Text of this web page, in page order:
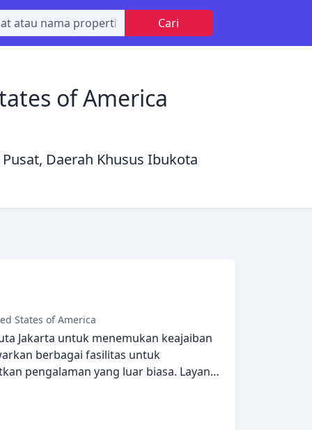
Cari
of America
Pusat, Daerah Khusus Ibukota
States of America
Jakarta untuk menemukan keajaiban
berbagai fasilitas untuk
pengalaman yang luar biasa. Layanan
kamar, satpam 24 jam, toko
harian ada untuk kenikmatan para
teh gratis, handuk, lantai karpet,